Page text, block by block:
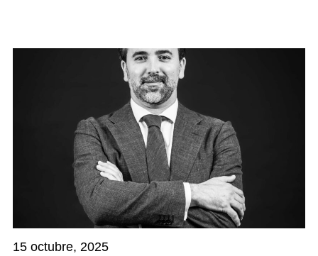
15 octubre, 2025